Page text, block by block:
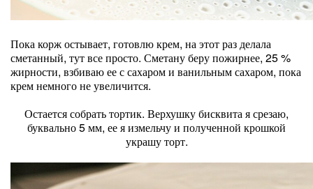
Пока корж остывает, готовлю крем, на этот раз делала
сметанный, тут все просто. Сметану беру пожирнее, 25 %
жирности, взбиваю ее с сахаром и ванильным сахаром, пока
крем немного не увеличится.
Остается собрать тортик. Верхушку бисквита я срезаю,
буквально 5 мм, ее я измельчу и полученной крошкой
украшу торт.